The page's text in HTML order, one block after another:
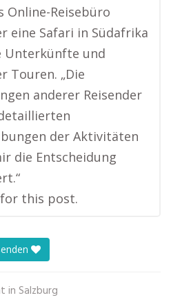
Online-Reisebüro
eine Safari in Südafrika
Unterkünfte und
Touren. „Die
anderer Reisender
der Aktivitäten
die Entscheidung
this post.
in Salzburg